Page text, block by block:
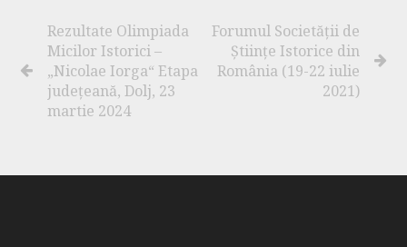
Rezultate Olimpiada
Micilor Istorici –
„Nicolae Iorga“ Etapa
județeană, Dolj, 23
martie 2024
Forumul Societăţii de
Ştiinţe Istorice din
România (19-22 iulie
2021)